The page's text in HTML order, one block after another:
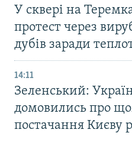
У сквері на
протест через
дубів заради
14:11
Зеленський:
домовились про
постачання Києву